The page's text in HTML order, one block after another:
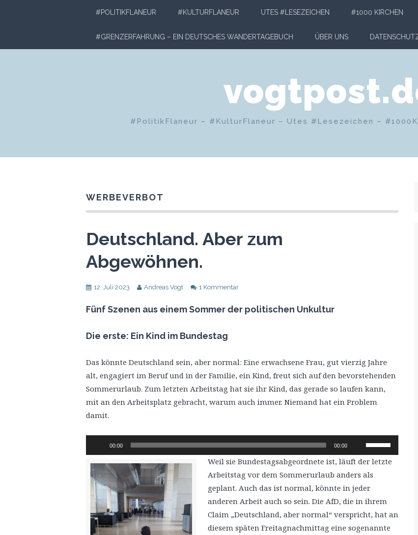
#POLITIKFLANEUR #KULTURFLANEUR UTES #LESEZEICHEN #1000 KIRCHEN
#GRENZERFAHRUNG – EIN DEUTSCHES WANDERTAGEBUCH ÜBER UNS
#PolitikFlaneur – #KulturFlaneur – Utes #Lesezeichen –
WERBEVERBOT
Deutschland. Aber zum
Abgewöhnen.
12. Juli 2023 Andreas Vogt 1 Kommentar
Fünf Szenen aus einem Sommer der politischen Unkultur
Die erste: Ein Kind im Bundestag
Das könnte Deutschland sein, aber normal: Eine erwachsene Frau, gut vierzig Jahre
alt, engagiert im Beruf und in der Familie, ein Kind, freut sich auf den bevorstehenden
Sommerurlaub. Zum letzten Arbeitstag hat sie ihr Kind, das gerade so laufen kann,
mit an den Arbeitsplatz gebracht, warum auch immer. Niemand hat ein Problem
damit.
Player
00:00 00:00
Pfeiltasten
Hoch/Runter
zu
Weil sie Bundestagsabgeordnete ist, läuft der letzte
Arbeitstag vor dem Sommerurlaub anders als
geplant. Auch das ist normal, könnte in jeder
anderen Arbeit auch so sein. Die AfD, die in ihrem
Claim „Deutschland, aber normal“ verspricht, hat an
diesem späten Freitagnachmittag eine sogenannte